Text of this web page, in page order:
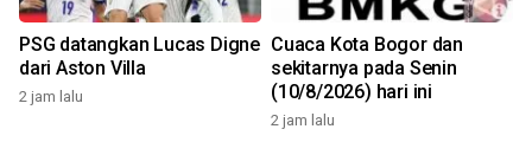
PSG datangkan Lucas Digne
dari Aston Villa
2 jam lalu
Cuaca Kota Bogor dan
sekitarnya pada Senin
(10/8/2026) hari ini
2 jam lalu